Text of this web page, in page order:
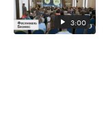
3:00